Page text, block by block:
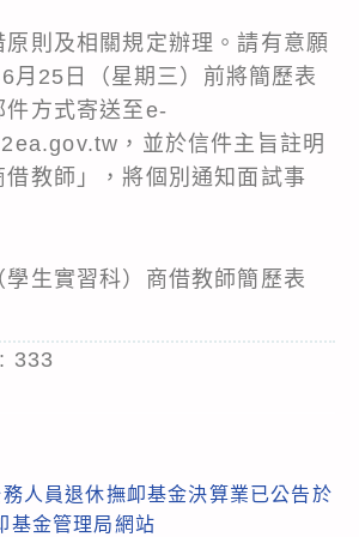
原則及相關規定辦理。請有意願
月25日（星期三）前將簡歷表
件方式寄送至e-
，並於信件主旨註明
借教師」，將個別通知面試事
學生實習科）商借教師簡歷表
333
人員退休撫卹基金決算業已公告於
基金管理局網站